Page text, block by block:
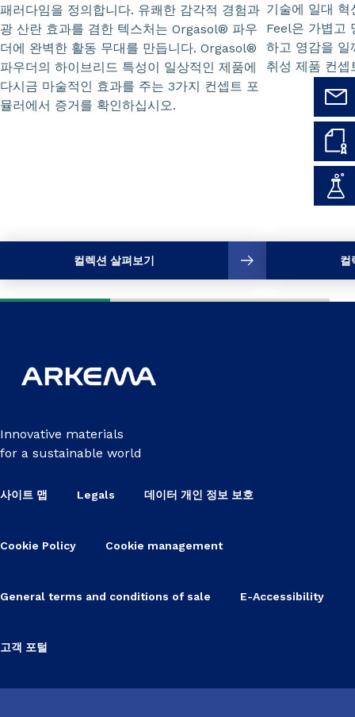
패러다임을 정의합니다. 유쾌한 감각적 경험과
광 산란 효과를 겸한 텍스처는 Orgasol® 파우
더에 완벽한 활동 무대를 만듭니다. Orgasol®
파우더의 하이브리드 특성이 일상적인 제품에
다시금 마술적인 효과를 주는 3가지 컨셉트 포
뮬러에서 증거를 확인하십시오.
컬렉션 살펴보기
기술에 일대
Feel은 가볍고
하고 영감을 일
취성 제품 컨
컬
Innovative materials
for a sustainable world
사이트 맵 Legals 데이터 개인 정보 보호
Cookie Policy Cookie management
General terms and conditions of sale E-Accessibility
고객 포털